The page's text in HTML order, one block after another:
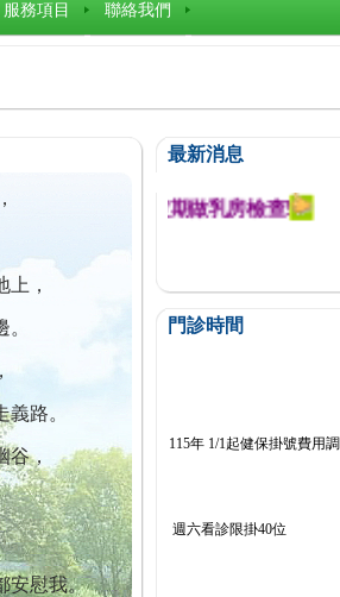
服務項目 聯絡我們
上，
路。
谷，
安慰我。
最新消息
患者,提醒您定期做乳房檢查!
門診時間
115年 1/1起健保掛號費用
週六看診限掛40位